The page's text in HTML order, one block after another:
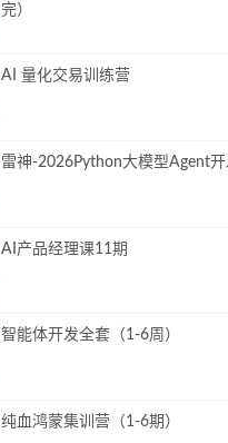
完）
AI 量化交易训练营
雷神-2026Python大模型Agent开
AI产品经理课11期
智能体开发全套（1-6周）
纯血鸿蒙集训营（1-6期）